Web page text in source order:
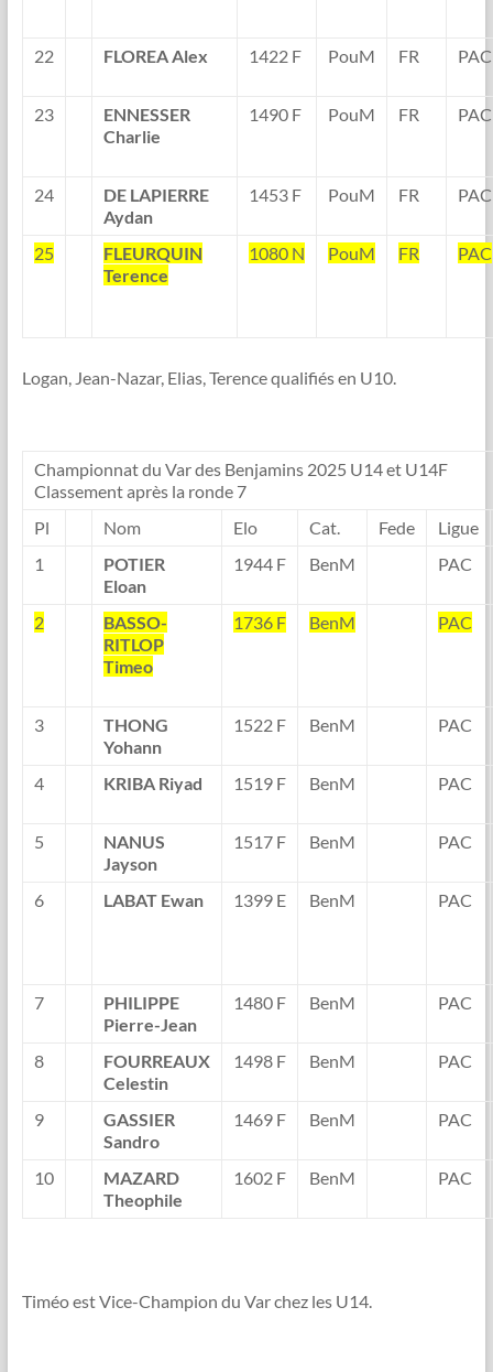
22 FLOREA Alex 1422 F PouM FR PAC
23
ENNESSER
Charlie
1490 F PouM FR PAC
24
DE LAPIERRE
Aydan
1453 F PouM FR PAC
25
FLEURQUIN
Terence
1080 N PouM FR PAC
Logan, Jean-Nazar, Elias, Terence qualifiés en U10.
Championnat du Var des Benjamins 2025 U14 et U14F
Classement après la ronde 7
Pl
Nom Elo Cat. Fede
Ligue
1
POTIER
Eloan
1944 F BenM PAC
2
BASSO-
RITLOP
Timeo
1736 F BenM PAC
3
THONG
Yohann
1522 F BenM PAC
4 KRIBA Riyad 1519 F BenM PAC
5
NANUS
Jayson
1517 F BenM PAC
6 LABAT Ewan 1399 E BenM PAC
7
PHILIPPE
Pierre-Jean
1480 F BenM PAC
8
FOURREAUX
Celestin
1498 F BenM PAC
9
GASSIER
Sandro
1469 F BenM PAC
10
MAZARD
Theophile
1602 F BenM PAC
Timéo est Vice-Champion du Var chez les U14.